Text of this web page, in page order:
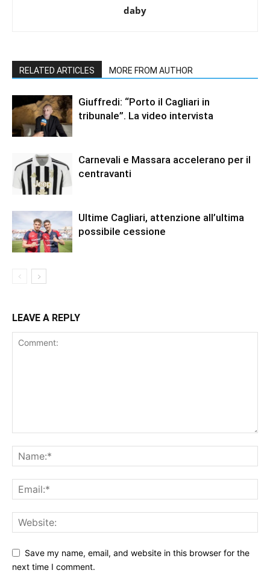
daby
RELATED ARTICLES MORE FROM AUTHOR
Giuffredi: “Porto il Cagliari in
tribunale”. La video intervista
Carnevali e Massara accelerano per il
centravanti
Ultime Cagliari, attenzione all’ultima
possibile cessione
LEAVE A REPLY
Save my name, email, and website in this browser for the
next time I comment.